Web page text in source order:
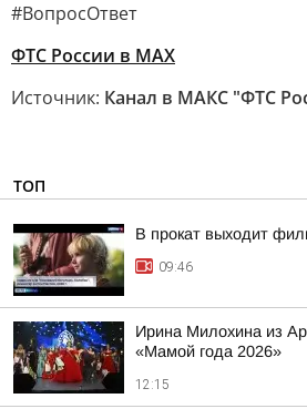
#ВопросОтвет
ФТС России в MAX
Источник: Канал в МАКС "ФТС
ТОП
В прокат выходит
09:46
Ирина Милохина из
«Мамой года 2026»
12:15